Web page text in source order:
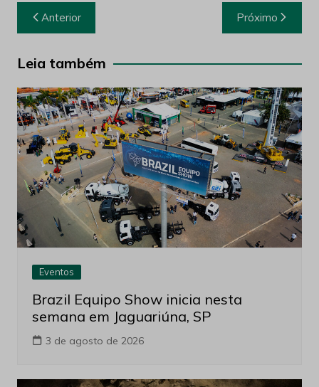
Navegação
de
Post
Anterior Próximo
Leia também
Eventos
Brazil Equipo Show inicia nesta
semana em Jaguariúna, SP
3 de agosto de 2026